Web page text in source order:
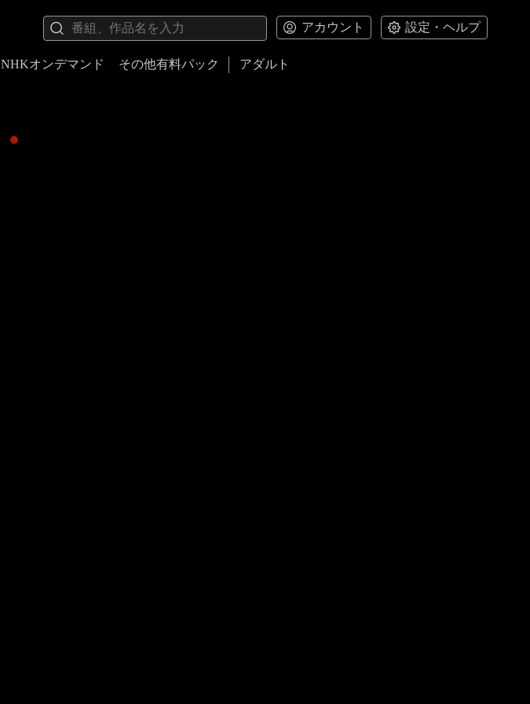
アカウント 設定・ヘルプ
NHKオンデマンド その他有料パック アダルト